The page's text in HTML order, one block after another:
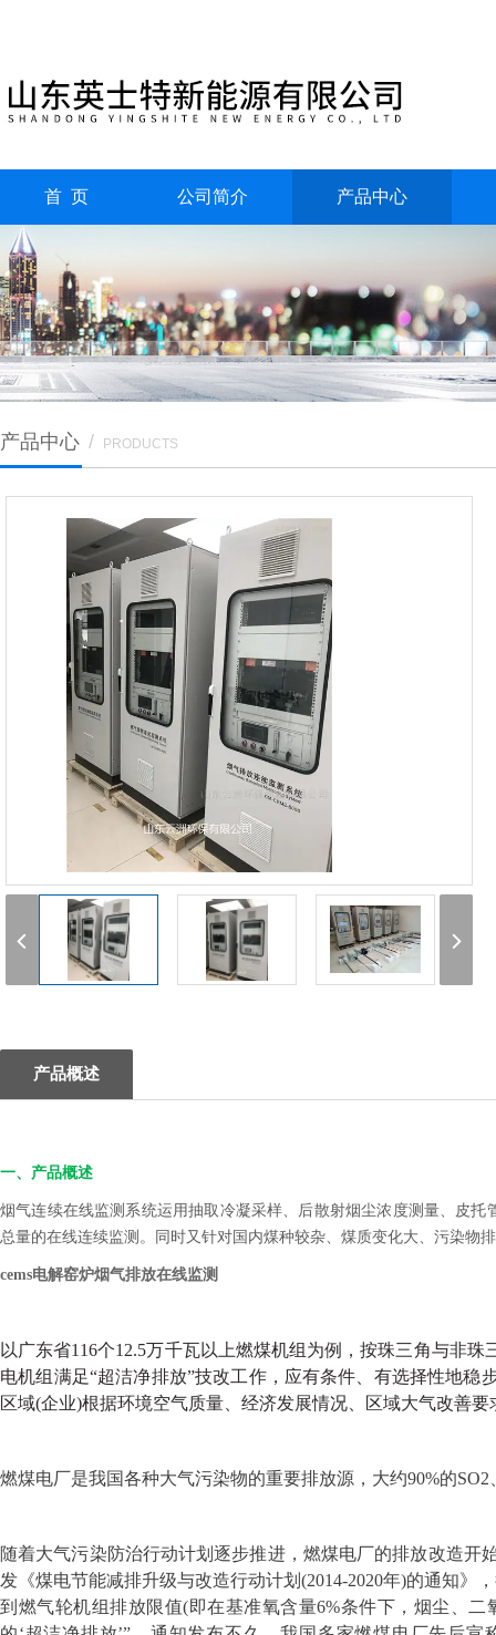
首 页 公司简介 产品中心
产品中心 / PRODUCTS
产品概述
一、产品概述
烟气连续在线监测系统运用抽取冷凝采样、后散射烟尘浓度测量、皮
总量的在线连续监测。同时又针对国内煤种较杂、煤质变化大、污染物
cems电解窑炉烟气排放在线监测
以广东省116个12.5万千瓦以上燃煤机组为例，按珠三角与非
电机组满足“超洁净排放”技改工作，应有条件、有选择性地
区域(企业)根据环境空气质量、经济发展情况、区域大气改善
燃煤电厂是我国各种大气污染物的重要排放源，大约90%的
随着大气污染防治行动计划逐步推进，燃煤电厂的排放改造开
发《煤电节能减排升级与改造行动计划(2014-2020年)的通知
到燃气轮机组排放限值(即在基准氧含量6%条件下，烟尘、